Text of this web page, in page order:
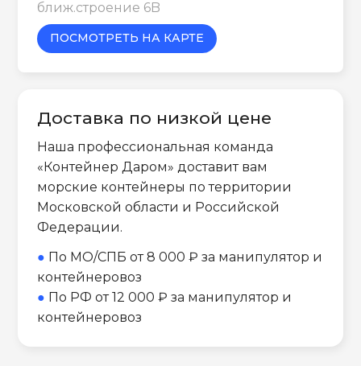
ближ.строение 6B
ПОСМОТРЕТЬ НА КАРТЕ
Доставка по низкой цене
Наша профессиональная команда
«Контейнер Даром» доставит вам
морские контейнеры по территории
Московской области и Российской
Федерации.
● По МО/СПБ от 8 000 ₽ за манипулятор и
контейнеровоз
● По РФ от 12 000 ₽ за манипулятор и
контейнеровоз